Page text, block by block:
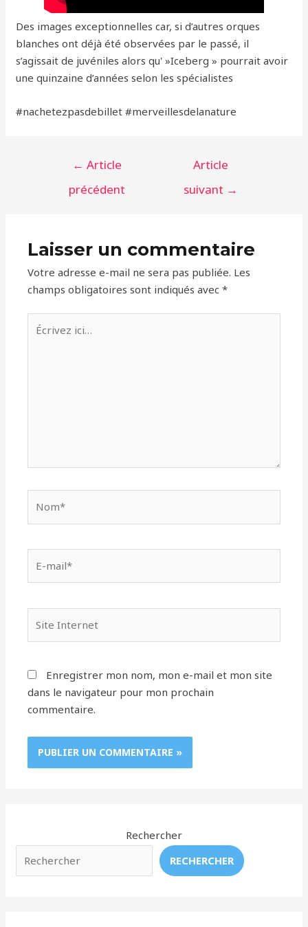
Des images exceptionnelles car, si d’autres orques
blanches ont déjà été observées par le passé, il
s’agissait de juvéniles alors qu' »Iceberg » pourrait avoir
une quinzaine d’années selon les spécialistes
‪#‎nachetezpasdebillet‬ ‪#‎merveillesdelanature‬
Navigation
l’article
← Article
précédent
Article
suivant →
Laisser un commentaire
Votre adresse e-mail ne sera pas publiée. Les
champs obligatoires sont indiqués avec*
Écrivez
ici…
mail*
Internet
Enregistrer mon nom, mon e-mail et mon site
dans le navigateur pour mon prochain
commentaire.
Rechercher
RECHERCHER